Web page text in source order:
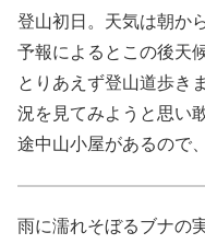
登山初日。天気は朝から
予報によるとこの後天
とりあえず登山道歩き
況を見てみようと思い
途中山小屋があるので
雨に濡れそぼるブナの実